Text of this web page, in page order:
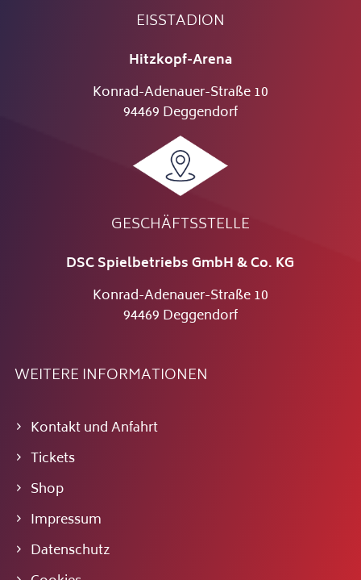
EISSTADION
Hitzkopf-Arena
Konrad-Adenauer-Straße 10
94469 Deggendorf
GESCHÄFTSSTELLE
DSC Spielbetriebs GmbH & Co. KG
Konrad-Adenauer-Straße 10
94469 Deggendorf
WEITERE INFORMATIONEN
Kontakt und Anfahrt
Tickets
Shop
Impressum
Datenschutz